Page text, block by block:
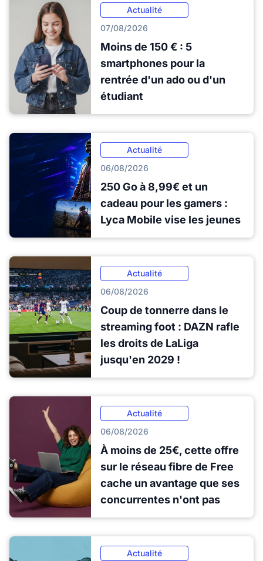
Actualité
07/08/2026
Moins de 150 € : 5
smartphones pour la
rentrée d'un ado ou d'un
étudiant
Actualité
06/08/2026
250 Go à 8,99€ et un
cadeau pour les gamers :
Lyca Mobile vise les jeunes
Actualité
06/08/2026
Coup de tonnerre dans le
streaming foot : DAZN rafle
les droits de LaLiga
jusqu'en 2029 !
Actualité
06/08/2026
À moins de 25€, cette offre
sur le réseau fibre de Free
cache un avantage que ses
concurrentes n'ont pas
Actualité